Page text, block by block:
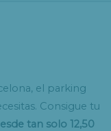
el parking
Consigue tu
tan solo 12,50